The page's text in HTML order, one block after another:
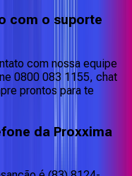
com o suporte
com nossa equipe
0800 083 1155, chat
prontos para te
da Proxxima